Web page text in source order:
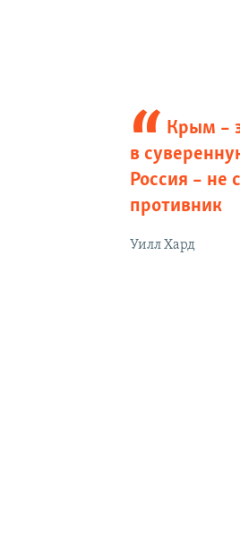
Крым –
в
Россия – не
противник
Уилл Хард